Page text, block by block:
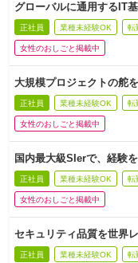
グローバルに通用するIT
正社員 業種未経験OK 転
女性のおしごと掲載中
大規模プロジェクトの舵
正社員 業種未経験OK 転
女性のおしごと掲載中
国内最大級SIerで、経験
正社員 業種未経験OK 転
女性のおしごと掲載中
セキュリティ品質を世界
正社員 業種未経験OK 転